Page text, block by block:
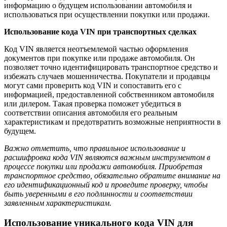
информацию о будущем использовании автомобиля и
использоваться при осуществлении покупки или продажи.
Использование кода VIN при транспортных сделках
Код VIN является неотъемлемой частью оформления
документов при покупке или продаже автомобиля. Он
позволяет точно идентифицировать транспортное средство и
избежать случаев мошенничества. Покупатели и продавцы
могут сами проверить код VIN и сопоставить его с
информацией, предоставленной собственником автомобиля
или дилером. Такая проверка поможет убедиться в
соответствии описания автомобиля его реальным
характеристикам и предотвратить возможные неприятности в
будущем.
Важно отметить, что правильное использование и
расшифровка кода VIN являются важным инструментом в
процессе покупки или продажи автомобиля. Приобретая
транспортное средство, обязательно обратите внимание на
его идентификационный код и проведите проверку, чтобы
быть уверенными в его подлинности и соответствии
заявленным характеристикам.
Использование уникального кода VIN для